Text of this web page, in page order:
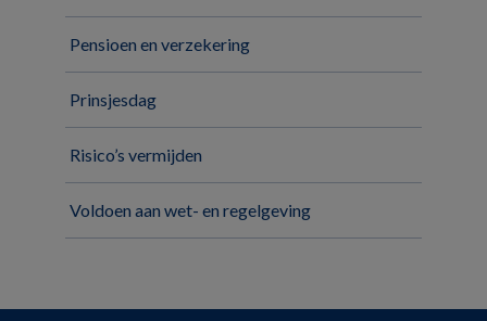
Pensioen en verzekering
Prinsjesdag
Risico’s vermijden
Voldoen aan wet- en regelgeving